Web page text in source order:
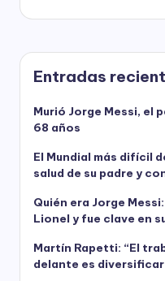
Entradas
Murió Jorge Messi, el
68 años
El Mundial más difícil
salud de su padre y
Quién era Jorge
Lionel y fue clave en
Martín Rapetti: “El
delante es